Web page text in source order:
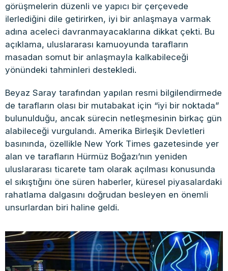
görüşmelerin düzenli ve yapıcı bir çerçevede
ilerlediğini dile getirirken, iyi bir anlaşmaya varmak
adına aceleci davranmayacaklarına dikkat çekti. Bu
açıklama, uluslararası kamuoyunda tarafların
masadan somut bir anlaşmayla kalkabileceği
yönündeki tahminleri destekledi.
Beyaz Saray tarafından yapılan resmi bilgilendirmede
de tarafların olası bir mutabakat için “iyi bir noktada”
bulunulduğu, ancak sürecin netleşmesinin birkaç gün
alabileceği vurgulandı. Amerika Birleşik Devletleri
basınında, özellikle New York Times gazetesinde yer
alan ve tarafların Hürmüz Boğazı’nın yeniden
uluslararası ticarete tam olarak açılması konusunda
el sıkıştığını öne süren haberler, küresel piyasalardaki
rahatlama dalgasını doğrudan besleyen en önemli
unsurlardan biri haline geldi.